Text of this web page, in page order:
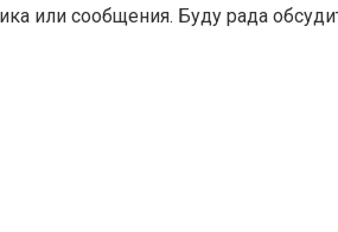
или сообщения. Буду рада